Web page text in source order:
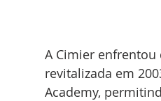
A Cimier
revitalizada em
Academy,